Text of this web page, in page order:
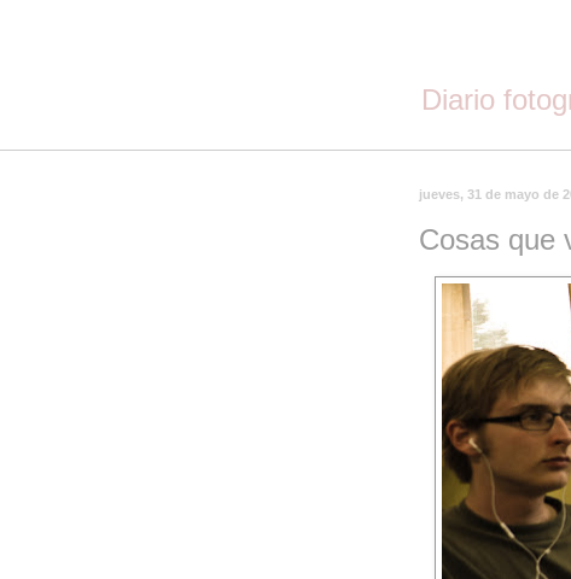
Diario
jueves, 31 de mayo de
Cosas que